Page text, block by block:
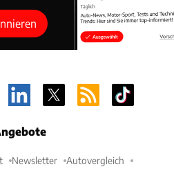
Newsletter Autovergleich